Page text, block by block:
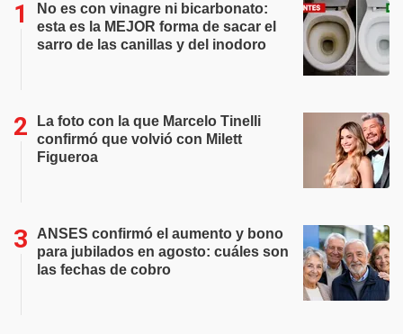
No es con vinagre ni bicarbonato:
esta es la MEJOR forma de sacar el
sarro de las canillas y del inodoro
La foto con la que Marcelo Tinelli
confirmó que volvió con Milett
Figueroa
ANSES confirmó el aumento y bono
para jubilados en agosto: cuáles son
las fechas de cobro